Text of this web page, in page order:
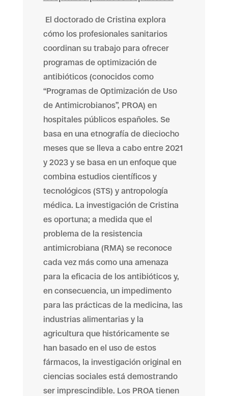
El doctorado de Cristina explora
cómo los profesionales sanitarios
coordinan su trabajo para ofrecer
programas de optimización de
antibióticos (conocidos como
“Programas de Optimización de Uso
de Antimicrobianos”, PROA) en
hospitales públicos españoles. Se
basa en una etnografía de dieciocho
meses que se lleva a cabo entre 2021
y 2023 y se basa en un enfoque que
combina estudios científicos y
tecnológicos (STS) y antropología
médica. La investigación de Cristina
es oportuna; a medida que el
problema de la resistencia
antimicrobiana (RMA) se reconoce
cada vez más como una amenaza
para la eficacia de los antibióticos y,
en consecuencia, un impedimento
para las prácticas de la medicina, las
industrias alimentarias y la
agricultura que históricamente se
han basado en el uso de estos
fármacos, la investigación original en
ciencias sociales está demostrando
ser imprescindible. Los PROA tienen